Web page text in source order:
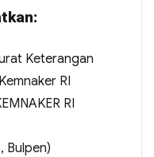
Keterangan
RI
RI
Bulpen)